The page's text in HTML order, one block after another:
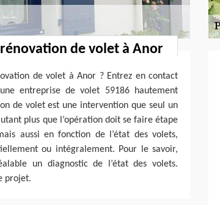
de volet à Anor
de volet à Anor ? Entrez en contact
entreprise de volet 59186 hautement
de volet est une intervention que seul un
plus que l’opération doit se faire étape
aussi en fonction de l’état des volets,
ou intégralement. Pour le savoir,
un diagnostic de l’état des volets.
projet.